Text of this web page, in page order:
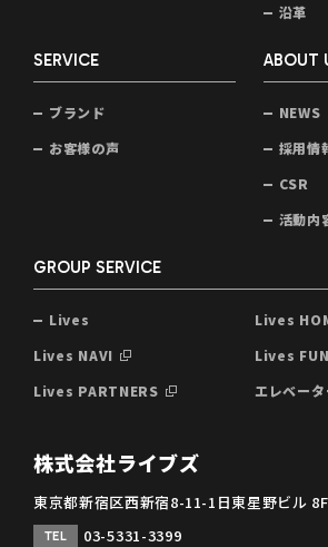
沿革
SERVICE
ブランド
お客様の声
ABOUT
NEWS
採用情
CSR
活動内
GROUP SERVICE
Lives
Lives
Lives NAVI
Lives
Lives PARTNERS
エレベー
株式会社ライブズ
東京都新宿区西新宿8-11-1日東星野ビル 8F
TEL 03-5331-3399